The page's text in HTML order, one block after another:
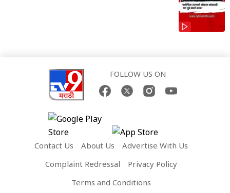
FOLLOW US ON
Contact Us About Us
Advertise With Us
Complaint Redressal
Privacy Policy
Terms and Conditions